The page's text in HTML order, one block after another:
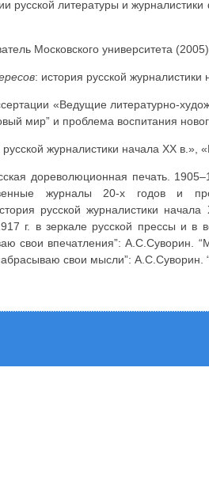
русской литературы и
Московского университета
: история русской журналистики
«Ведущие литературно-
мир” и проблема воспитания
журналистики начала XX в.»,
дореволюционная печать.
журналы 20-х годов и
русской журналистики
г. в зеркале русской прессы и в
свои впечатления”: А.С.Суворин.
свои мысли”: